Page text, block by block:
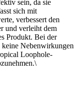
sein, da sie
sich mit
verbessert den
und verleiht dem
Produkt. Bei der
Nebenwirkungen
Loophole-